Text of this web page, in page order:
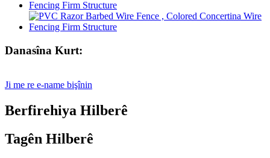
Danasîna Kurt:
Ji me re e-name bişînin
Berfirehiya Hilberê
Tagên Hilberê